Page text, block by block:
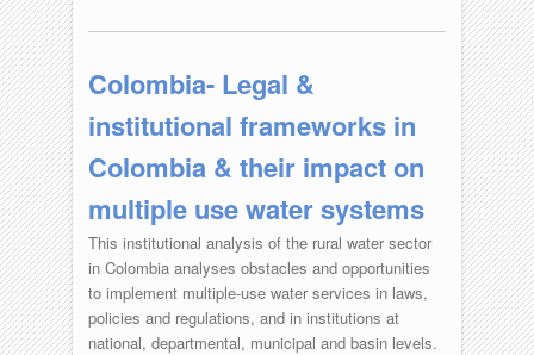
Colombia- Legal &
institutional frameworks in
Colombia & their impact on
multiple use water systems
This institutional analysis of the rural water sector
in Colombia analyses obstacles and opportunities
to implement multiple-use water services in laws,
policies and regulations, and in institutions at
national, departmental, municipal and basin levels.